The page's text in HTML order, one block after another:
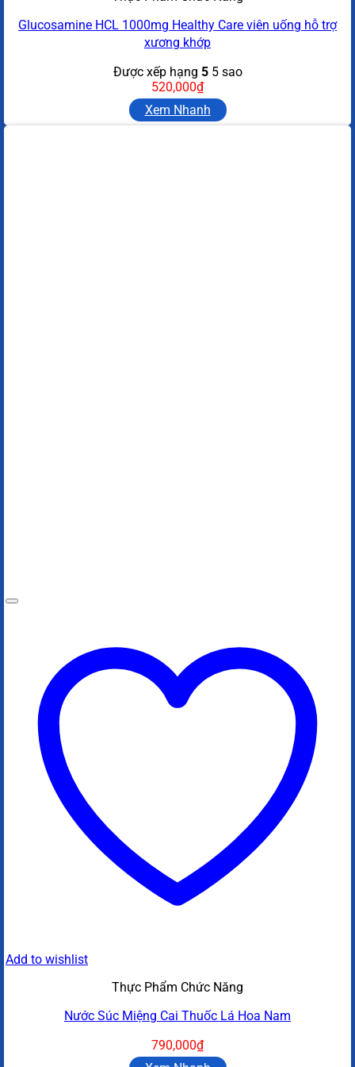
Glucosamine HCL 1000mg Healthy Care viên uống hỗ trợ
xương khớp
Được xếp hạng 55 sao
520,000₫
Xem Nhanh
Add to wishlist
Thực Phẩm Chức Năng
Nước Súc Miệng Cai Thuốc Lá Hoa Nam
790,000₫